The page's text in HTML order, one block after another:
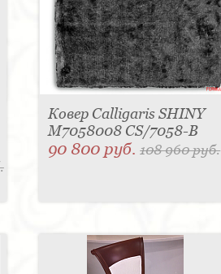
Ковер Calligaris SHINY
M7058008 CS/7058-B
90 800 руб.108 960 руб.